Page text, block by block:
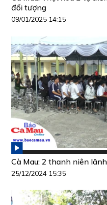
đối tượng
09/01/2025 14:15
Cà Mau: 2 thanh niên
25/12/2024 15:35